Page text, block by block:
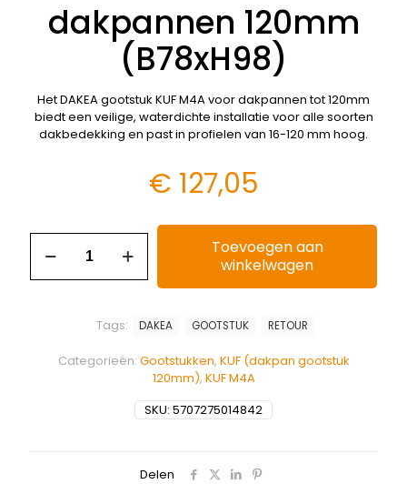
dakpannen 120mm
(B78xH98)
Het DAKEA gootstuk KUF M4A voor dakpannen tot 120mm
biedt een veilige, waterdichte installatie voor alle soorten
dakbedekking en past in profielen van 16-120 mm hoog.
€ 127,05
Toevoegen aan
winkelwagen
SKU: 5707275014842
Categorieën: Gootstukken, KUF (dakpan gootstuk
120mm), KUF M4A
Tags: DAKEA GOOTSTUK RETOUR
Delen